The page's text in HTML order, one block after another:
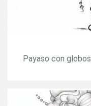
Payaso con globos